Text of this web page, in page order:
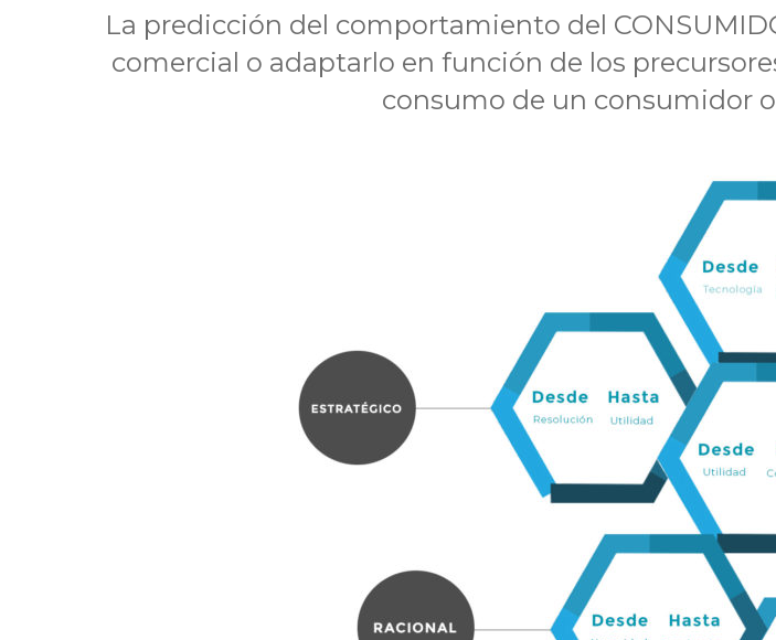
La predicción del comportamiento del
comercial o adaptarlo en función de los
consumo de un consumidor